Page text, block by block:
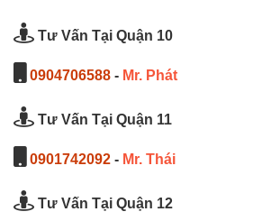
Tư Vấn Tại Quận 10
0904706588 - Mr. Phát
Tư Vấn Tại Quận 11
0901742092 - Mr. Thái
Tư Vấn Tại Quận 12